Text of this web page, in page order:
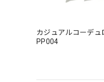
カジュアルコーデ
PP004